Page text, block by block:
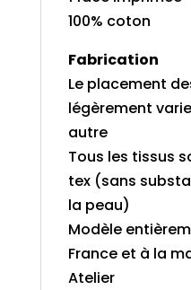
100% coton
Fabrication
Le placement
légèrement
autre
Tous les tissus
tex (sans
la peau)
Modèle
France et à la
Atelier